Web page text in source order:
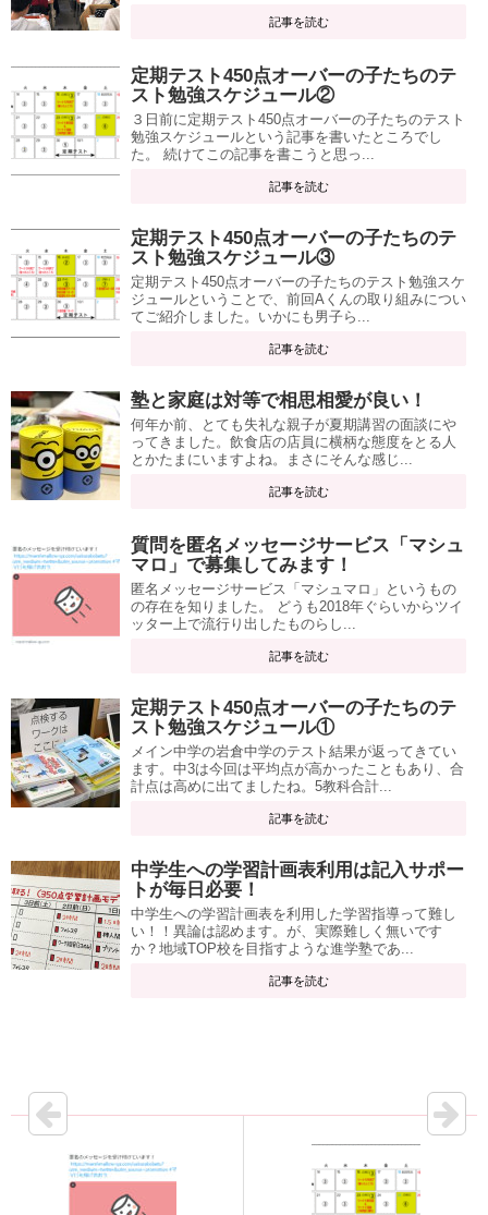
記事を読む
定期テスト450点オーバーの子たちのテ
スト勉強スケジュール②
３日前に定期テスト450点オーバーの子たちのテスト
勉強スケジュールという記事を書いたところでし
た。 続けてこの記事を書こうと思っ...
記事を読む
定期テスト450点オーバーの子たちのテ
スト勉強スケジュール③
定期テスト450点オーバーの子たちのテスト勉強スケ
ジュールということで、前回Aくんの取り組みについ
てご紹介しました。いかにも男子ら...
記事を読む
塾と家庭は対等で相思相愛が良い！
何年か前、とても失礼な親子が夏期講習の面談にや
ってきました。飲食店の店員に横柄な態度をとる人
とかたまにいますよね。まさにそんな感じ...
記事を読む
質問を匿名メッセージサービス「マシュ
マロ」で募集してみます！
匿名メッセージサービス「マシュマロ」というもの
の存在を知りました。 どうも2018年ぐらいからツイ
ッター上で流行り出したものらし...
記事を読む
定期テスト450点オーバーの子たちのテ
スト勉強スケジュール①
メイン中学の岩倉中学のテスト結果が返ってきてい
ます。中3は今回は平均点が高かったこともあり、合
計点は高めに出てましたね。5教科合計...
記事を読む
中学生への学習計画表利用は記入サポー
トが毎日必要！
中学生への学習計画表を利用した学習指導って難し
い！！異論は認めます。が、実際難しく無いです
か？地域TOP校を目指すような進学塾であ...
記事を読む